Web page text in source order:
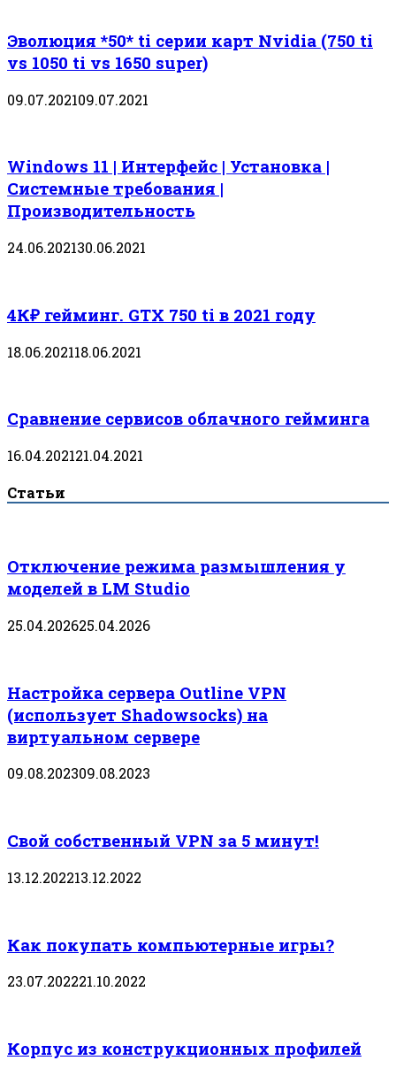
Эволюция *50* ti серии карт Nvidia (750 ti
vs 1050 ti vs 1650 super)
09.07.202109.07.2021
Windows 11 | Интерфейс | Установка |
Системные требования |
Производительность
24.06.202130.06.2021
4К₽ гейминг. GTX 750 ti в 2021 году
18.06.202118.06.2021
Сравнение сервисов облачного гейминга
16.04.202121.04.2021
Статьи
Отключение режима размышления у
моделей в LM Studio
25.04.202625.04.2026
Настройка сервера Outline VPN
(использует Shadowsocks) на
виртуальном сервере
09.08.202309.08.2023
Свой собственный VPN за 5 минут!
13.12.202213.12.2022
Как покупать компьютерные игры?
23.07.202221.10.2022
Корпус из конструкционных профилей